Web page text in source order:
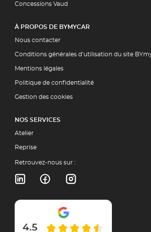
Concessions Vaud
À PROPOS DE BYMYCAR
Nous contacter
Conditions générales d’utilisation du site
Mentions légales
Politique de confidentialité
Gestion des cookies
NOS SERVICES
Atelier
Reprise
Retrouvez-nous sur :
4.5